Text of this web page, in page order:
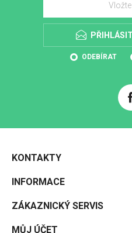
ODEBÍRAT
KONTAKTY
INFORMACE
ZÁKAZNICKÝ SERVIS
MŮJ ÚČET